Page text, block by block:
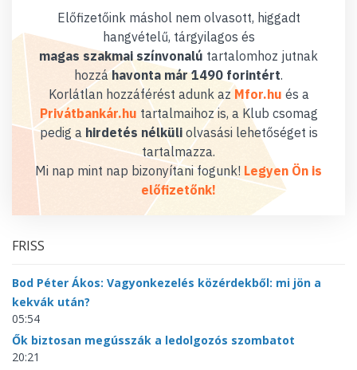
Előfizetőink máshol nem olvasott, higgadt
hangvételű, tárgyilagos és
magas szakmai színvonalú tartalomhoz jutnak
hozzáhavonta már 1490 forintért.
Korlátlan hozzáférést adunk az Mfor.hu és a
Privátbankár.hu tartalmaihoz is, a Klub csomag
pedig a hirdetés nélküliolvasási lehetőséget is
tartalmazza.
Mi nap mint nap bizonyítani fogunk! Legyen Ön is
előfizetőnk!
FRISS
Bod Péter Ákos: Vagyonkezelés közérdekből: mi jön a
kekvák után?
05:54
Ők biztosan megússzák a ledolgozós szombatot
20:21